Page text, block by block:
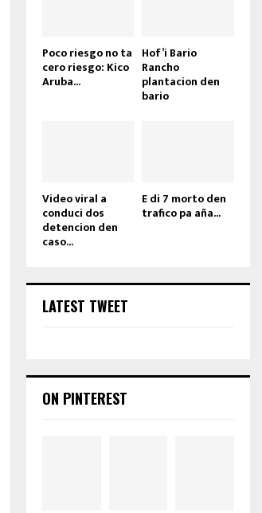
Poco riesgo no ta
cero riesgo: Kico
Aruba...
Hof’i Bario
Rancho
plantacion den
bario
Video viral a
conduci dos
detencion den
caso...
E di 7 morto den
trafico pa aña...
LATEST TWEET
ON PINTEREST